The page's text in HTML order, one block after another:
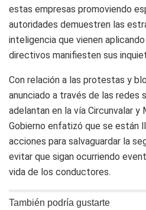
estas empresas promoviendo
autoridades demuestren las
inteligencia que vienen
directivos manifiesten sus
Con relación a las protestas y
anunciado a través de las redes
adelantan en la vía Circunvalar
Gobierno enfatizó que se están
acciones para salvaguardar la
evitar que sigan ocurriendo
vida de los conductores.
También podría gustarte